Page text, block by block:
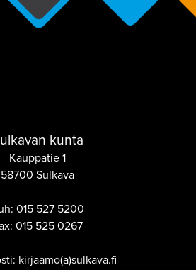
kunta
Kauppatie 1
58700 Sulkava
015 527 5200
015 525 0267
kirjaamo(a)sulkava.fi